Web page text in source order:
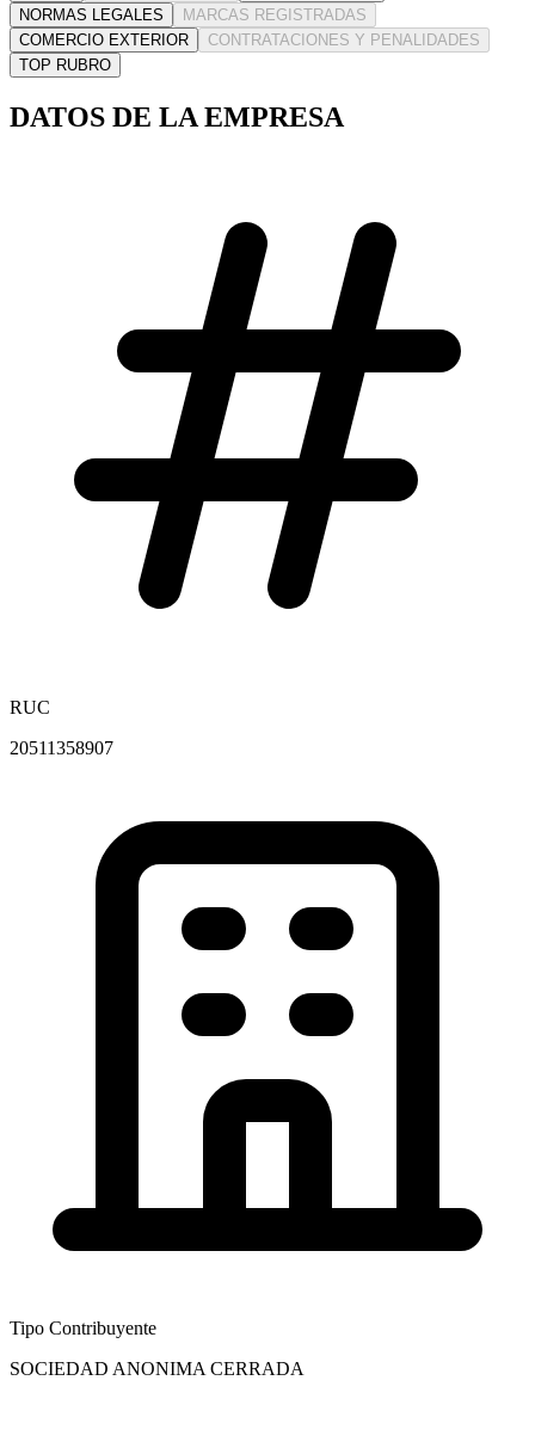
NORMAS LEGALES
MARCAS REGISTRADAS
COMERCIO EXTERIOR
CONTRATACIONES Y PENALIDADES
TOP RUBRO
DATOS DE LA EMPRESA
RUC
20511358907
Tipo Contribuyente
SOCIEDAD ANONIMA CERRADA